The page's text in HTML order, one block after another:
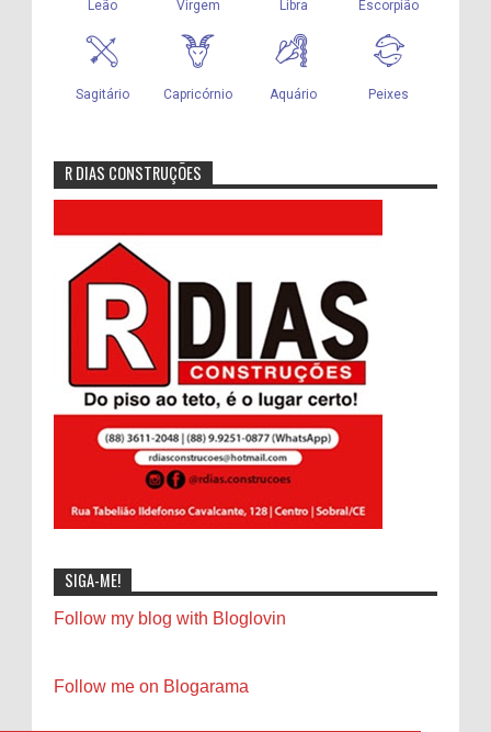
R DIAS CONSTRUÇÕES
SIGA-ME!
Follow my blog with Bloglovin
Follow me on Blogarama